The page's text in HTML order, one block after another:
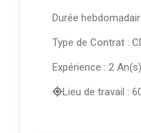
Durée
Type de Contrat :
Expérience : 2
Lieu de travail :